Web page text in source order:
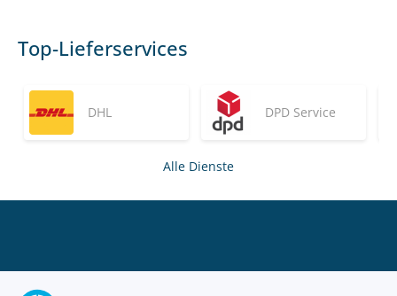
Top-Lieferservices
DHL DPD Service
Alle Dienste